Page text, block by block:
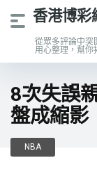
香港博彩
從眾多評論中突
用心整理，幫你
8次失誤
盤成縮影
NBA